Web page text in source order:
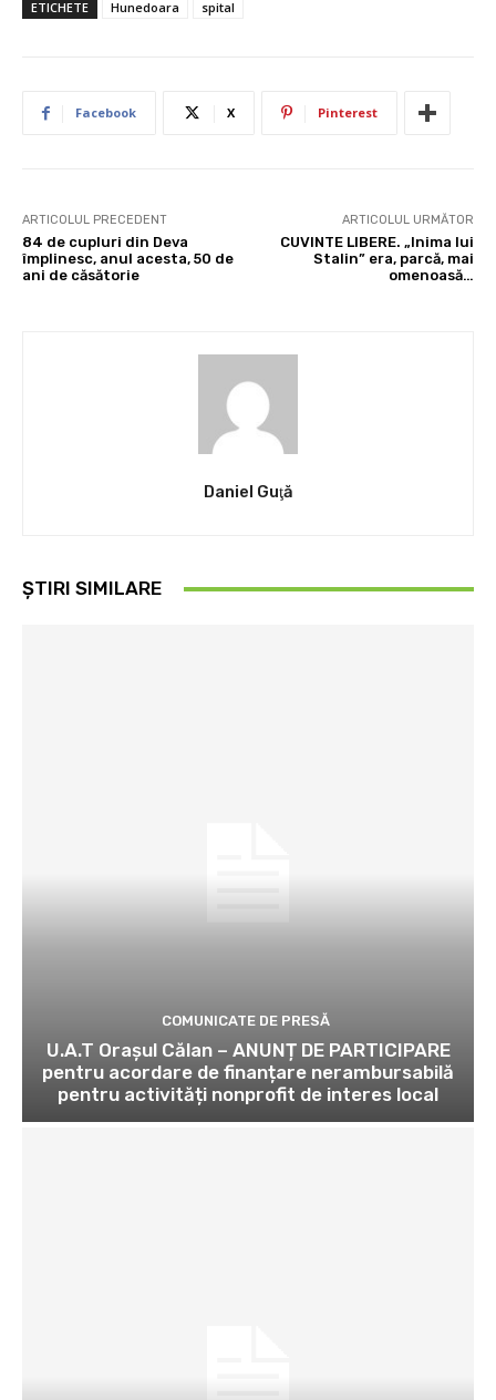
ETICHETE Hunedoara spital
Facebook X Pinterest
ARTICOLUL PRECEDENT
84 de cupluri din Deva
împlinesc, anul acesta, 50 de
ani de căsătorie
ARTICOLUL URMĂTOR
CUVINTE LIBERE. „Inima lui
Stalin” era, parcă, mai
omenoasă…
Daniel Guţă
ȘTIRI SIMILARE
COMUNICATE DE PRESĂ
U.A.T Orașul Călan – ANUNȚ DE PARTICIPARE
pentru acordare de finanțare nerambursabilă
pentru activități nonprofit de interes local